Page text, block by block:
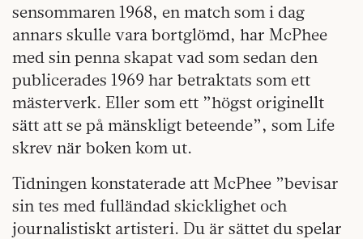
sensommaren 1968, en match som i dag
annars skulle vara bortglömd, har McPhee
med sin penna skapat vad som sedan den
publicerades 1969 har betraktats som ett
mästerverk. Eller som ett ”högst originellt
sätt att se på mänskligt beteende”, som Life
skrev när boken kom ut.
Tidningen konstaterade att McPhee ”bevisar
sin tes med fulländad skicklighet och
journalistiskt artisteri. Du är sättet du spelar